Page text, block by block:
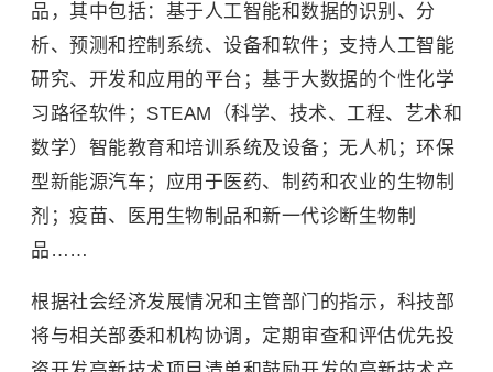
品，其中包括：基于人工智能和数据的识别、分
析、预测和控制系统、设备和软件；支持人工智能
研究、开发和应用的平台；基于大数据的个性化学
习路径软件；STEAM（科学、技术、工程、艺术和
数学）智能教育和培训系统及设备；无人机；环保
型新能源汽车；应用于医药、制药和农业的生物制
剂；疫苗、医用生物制品和新一代诊断生物制
品……
根据社会经济发展情况和主管部门的指示，科技部
将与相关部委和机构协调，定期审查和评估优先投